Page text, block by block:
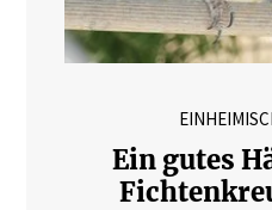
Ein gutes